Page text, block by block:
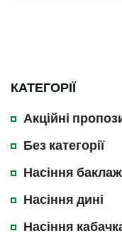
КАТЕГОРІЇ
Акційні
Без категорії
Насіння
Насіння дині
Насіння